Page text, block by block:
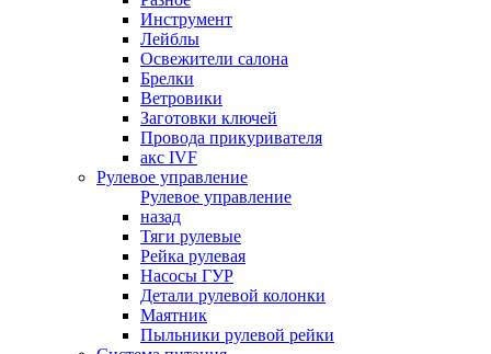
Инструмент
Лейблы
Освежители салона
Брелки
Ветровики
Заготовки ключей
Провода прикуривателя
акс IVF
Рулевое управление
Рулевое управление
назад
Тяги рулевые
Рейка рулевая
Насосы ГУР
Детали рулевой колонки
Маятник
Пыльники рулевой рейки